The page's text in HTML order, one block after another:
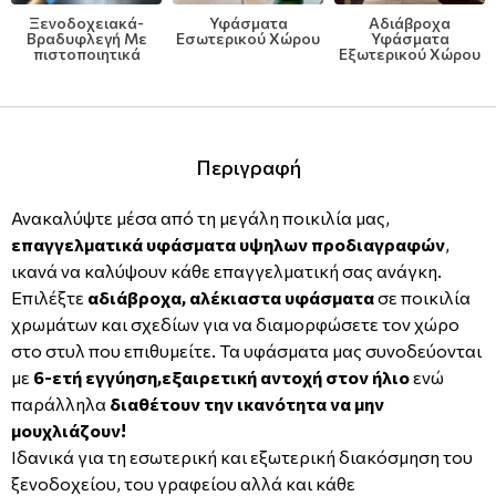
Ξενοδοχειακά-
Βραδυφλεγή Με
πιστοποιητικά
Υφάσματα
Εσωτερικού Χώρου
Αδιάβροχα
Υφάσματα
Εξωτερικού Χώρου
Περιγραφή
Ανακαλύψτε μέσα από τη μεγάλη ποικιλία μας,
επαγγελματικά υφάσματα υψηλων προδιαγραφών,
ικανά να καλύψουν κάθε επαγγελματική σας ανάγκη.
Επιλέξτε αδιάβροχα, αλέκιαστα υφάσματασε ποικιλία
χρωμάτων και σχεδίων για να διαμορφώσετε τον χώρο
στο στυλ που επιθυμείτε. Τα υφάσματα μας συνοδεύονται
με 6-ετή εγγύηση,εξαιρετική αντοχή στον ήλιοενώ
παράλληλα διαθέτουν την ικανότητα να μην
μουχλιάζουν!
Ιδανικά για τη εσωτερική και εξωτερική διακόσμηση του
ξενοδοχείου, του γραφείου αλλά και κάθε
Μοντέρνες
Μπορντούρες
Απομίμηση Δέρματος
Απομίμηση Μωσαικό-Ψηφίδα
Απομίμηση Animal Print
Απομίμηση Τεχνοτροπία
Φλοράλ Ρολοκουρτίνες